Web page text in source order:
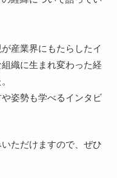
産業界にもたらしたイ
織に生まれ変わった経
姿勢も学べるインタビ
ただけますので、ぜひ